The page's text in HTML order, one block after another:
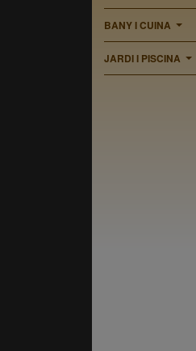
BANY I CUINA
JARDI I PISCINA